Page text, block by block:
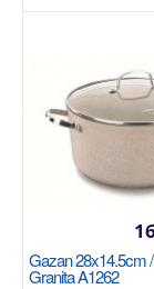
Availability
Gazan 28x14.5cm
Granita A1262